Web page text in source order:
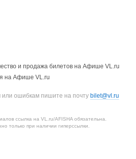
и продажа билетов на Афише VL.ru
на Афише VL.ru
ошибкам пишите на почту bilet@vl.ru
ссылка на VL.ru/AFISHA обязательна.
только при наличии гиперссылки.